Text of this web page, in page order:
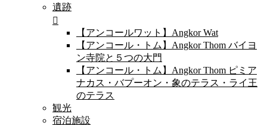
遺跡
【アンコールワット】Angkor Wat
【アンコール・トム】Angkor Thom バイヨ
ン寺院と５つの大門
【アンコール・トム】Angkor Thom ピミア
ナカス・バプーオン・象のテラス・ライ王
のテラス
観光
宿泊施設